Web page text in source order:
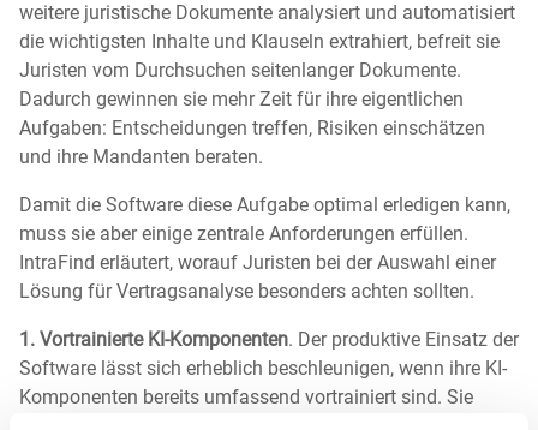
weitere juristische Dokumente analysiert und automatisiert
die wichtigsten Inhalte und Klauseln extrahiert, befreit sie
Juristen vom Durchsuchen seitenlanger Dokumente.
Dadurch gewinnen sie mehr Zeit für ihre eigentlichen
Aufgaben: Entscheidungen treffen, Risiken einschätzen
und ihre Mandanten beraten.
Damit die Software diese Aufgabe optimal erledigen kann,
muss sie aber einige zentrale Anforderungen erfüllen.
IntraFind erläutert, worauf Juristen bei der Auswahl einer
Lösung für Vertragsanalyse besonders achten sollten.
1. Vortrainierte KI-Komponenten. Der produktive Einsatz der
Software lässt sich erheblich beschleunigen, wenn ihre KI-
Komponenten bereits umfassend vortrainiert sind. Sie